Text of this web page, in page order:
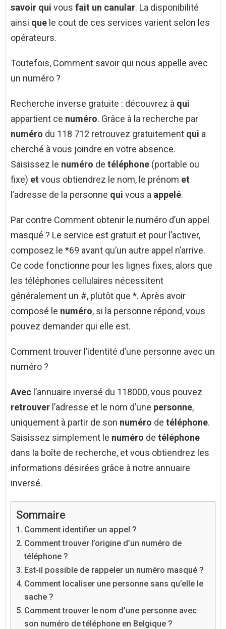
savoir qui vous fait un canular. La disponibilité
ainsi que le cout de ces services varient selon les
opérateurs.
Toutefois, Comment savoir qui nous appelle avec
un numéro ?
Recherche inverse gratuite : découvrez à qui
appartient ce numéro. Grâce à la recherche par
numéro du 118 712 retrouvez gratuitement qui a
cherché à vous joindre en votre absence.
Saisissez le numéro de téléphone (portable ou
fixe) et vous obtiendrez le nom, le prénom et
l’adresse de la personne qui vous a appelé.
Par contre Comment obtenir le numéro d’un appel
masqué ? Le service est gratuit et pour l’activer,
composez le *69 avant qu’un autre appel n’arrive.
Ce code fonctionne pour les lignes fixes, alors que
les téléphones cellulaires nécessitent
généralement un #, plutôt que *. Après avoir
composé le numéro, si la personne répond, vous
pouvez demander qui elle est.
Comment trouver l’identité d’une personne avec un
numéro ?
Avec l’annuaire inversé du 118000, vous pouvez
retrouver l’adresse et le nom d’une personne,
uniquement à partir de son numéro de téléphone.
Saisissez simplement le numéro de téléphone
dans la boîte de recherche, et vous obtiendrez les
informations désirées grâce à notre annuaire
inversé.
Sommaire
Comment identifier un appel ?
Comment trouver l’origine d’un numéro de
téléphone ?
Est-il possible de rappeler un numéro masqué ?
Comment localiser une personne sans qu’elle le
sache ?
Comment trouver le nom d’une personne avec
son numéro de téléphone en Belgique ?